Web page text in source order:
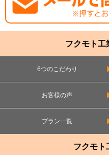
フクモト工
6つのこだわり
お客様の声
プラン一覧
フクモト